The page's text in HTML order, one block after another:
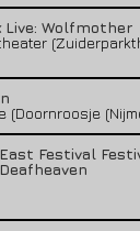
Live: Wolfmother
(Doornroosje
Festival